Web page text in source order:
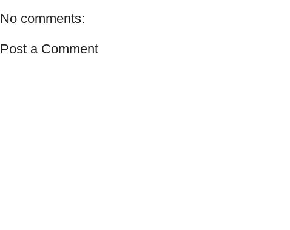
No comments:
Post a Comment